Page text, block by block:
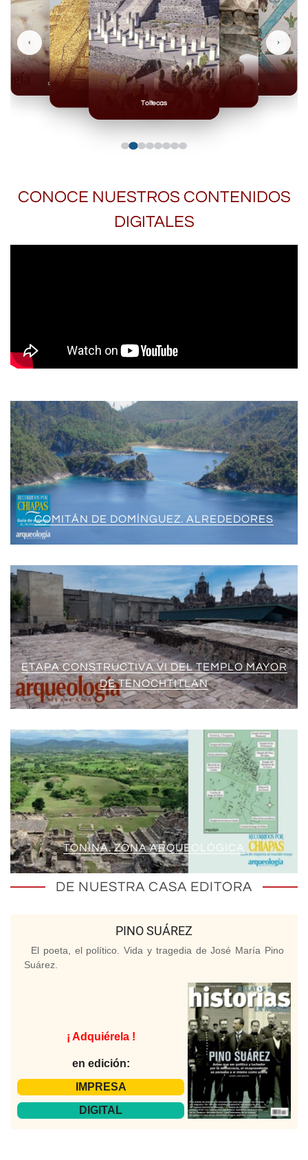
Toltecas
Mexicas
Olmecas
‹ ›
CONOCE NUESTROS CONTENIDOS
DIGITALES
COMITÁN DE DOMÍNGUEZ. ALREDEDORES
ETAPA CONSTRUCTIVA VI DEL TEMPLO MAYOR
DE TENOCHTITLAN
TONINÁ. ZONA ARQUEOLÓGICA
DE NUESTRA CASA EDITORA
PINO SUÁREZ
El poeta, el político. Vida y tragedia de José María Pino
Suárez.
¡ Adquiérela !
en edición:
IMPRESA
DIGITAL